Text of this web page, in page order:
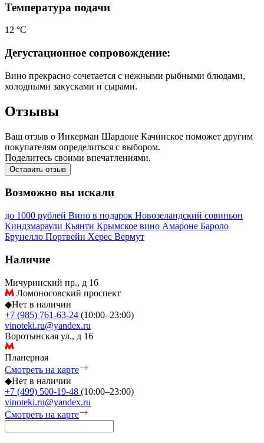
Температура подачи
12 °С
Дегустационное сопровождение:
Вино прекрасно сочетается с нежными рыбными блюдами,
холодными закусками и сырами.
Отзывы
Ваш отзыв о Инкерман Шардоне Качинское поможет другим
покупателям определиться с выбором.
Поделитесь своими впечатлениями.
Оставить отзыв
Возможно вы искали
до 1000 рублей Вино в подарок Новозеландский совиньон
Киндзмараули Кьянти Крымское вино Амароне Бароло
Брунелло Портвейн Херес Вермут
Наличие
Мичуринский пр., д 16
Ломоносовский проспект
◆Нет в наличии
+7 (985) 761-63-24 (10:00–23:00)
vinoteki.ru@yandex.ru
Воротынская ул., д 16
Планерная
Смотреть на карте
◆Нет в наличии
+7 (499) 500-19-48 (10:00–23:00)
vinoteki.ru@yandex.ru
Смотреть на карте